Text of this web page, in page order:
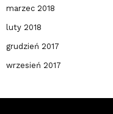
marzec 2018
luty 2018
grudzień 2017
wrzesień 2017